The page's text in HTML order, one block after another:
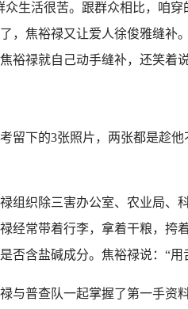
众生活很苦。跟群众相比，咱
，焦裕禄又让爱人徐俊雅缝
裕禄就自己动手缝补，还笑着
下的3张照片，两张都是趁他
织除三害办公室、农业局、
经常带着行李，拿着干粮，挎
否含盐碱成分。焦裕禄说：“
普查队一起掌握了第一手资